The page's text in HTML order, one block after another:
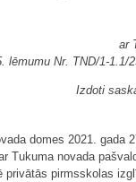
ar
lēmumu Nr. TND/1-1.1/
Izdoti
domes 2021. gada
Tukuma novada
privātās pirmsskolas